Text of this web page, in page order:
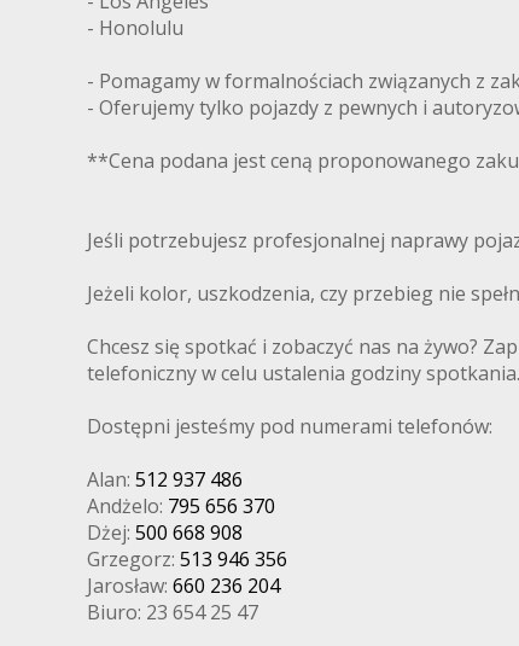
- Honolulu
- Pomagamy w formalnościach związanych z
- Oferujemy tylko pojazdy z pewnych i
**Cena podana jest ceną proponowanego
Jeśli potrzebujesz profesjonalnej naprawy
Jeżeli kolor, uszkodzenia, czy przebieg nie
Chcesz się spotkać i zobaczyć nas na żywo?
telefoniczny w celu ustalenia godziny spotkania.
Dostępni jesteśmy pod numerami telefonów:
Alan: 512 937 486
Andżelo: 795 656 370
Dżej: 500 668 908
Grzegorz: 513 946 356
Jarosław: 660 236 204
Biuro: 23 654 25 47